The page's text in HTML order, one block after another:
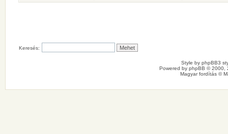
Keresés:
Style by phpBB3
Powered by phpBB © 2000,
Magyar fordítás ©